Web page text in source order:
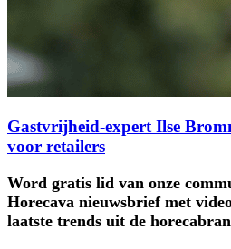
Gastvrijheid-expert Ilse
voor retailers
Word gratis lid van onze
Horecava nieuwsbrief met
laatste trends uit de